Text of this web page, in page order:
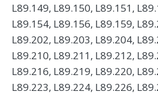
L89.149, L89.150, L89.151,
L89.154, L89.156, L89.159,
L89.202, L89.203, L89.204,
L89.210, L89.211, L89.212,
L89.216, L89.219, L89.220,
L89.223, L89.224, L89.226,